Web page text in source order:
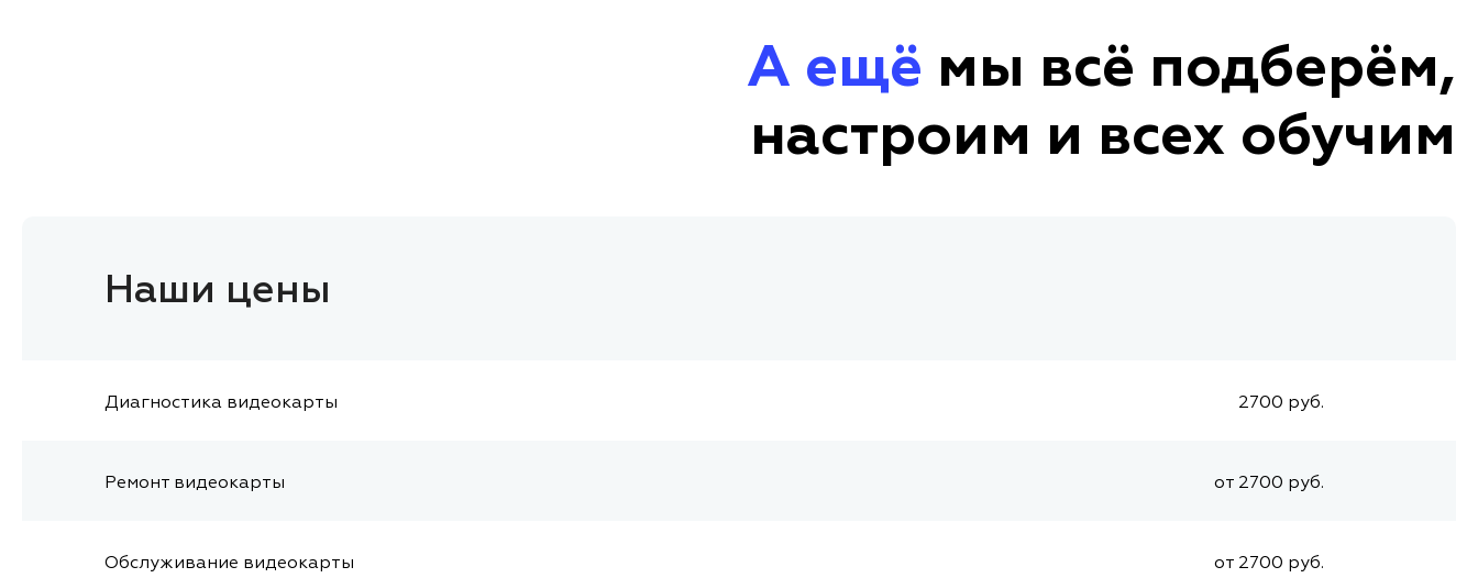
А ещё мы всё подберём,
настроим и всех обучим
Наши цены
Диагностика видеокарты 2700 руб.
Ремонт видеокарты от 2700 руб.
Обслуживание видеокарты от 2700 руб.